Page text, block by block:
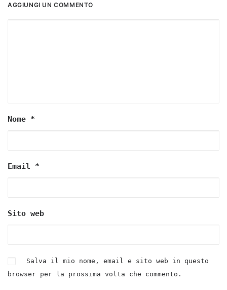
AGGIUNGI UN COMMENTO
Nome *
Email *
Sito web
Salva il mio nome, email e sito web in questo
browser per la prossima volta che commento.